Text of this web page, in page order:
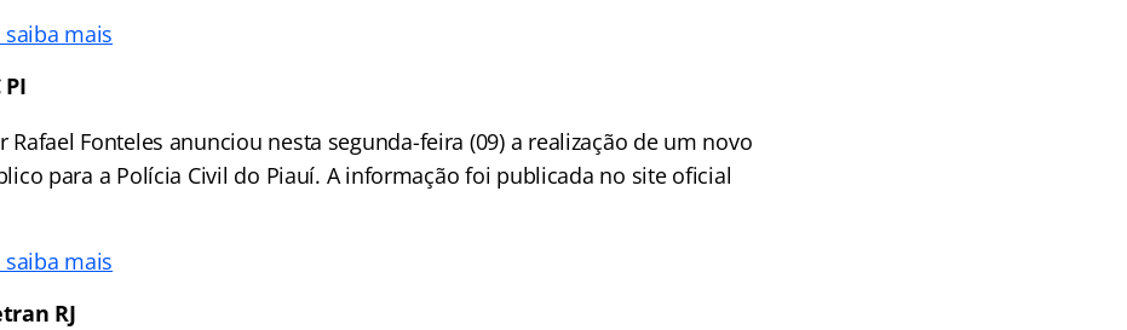
mais
PI
Rafael Fonteles anunciou nesta segunda-feira (09) a realização de um novo
para a Polícia Civil do Piauí. A informação foi publicada no site oficial
mais
RJ